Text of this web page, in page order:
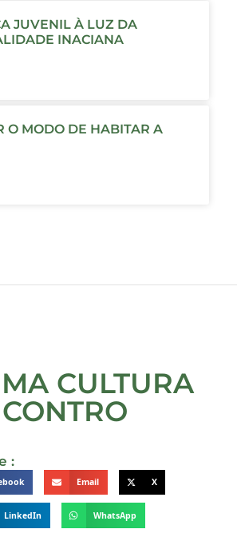
JUVENIL À LUZ DA
INACIANA
O MODO DE HABITAR A
CULTURA
:
Email X
LinkedIn WhatsApp